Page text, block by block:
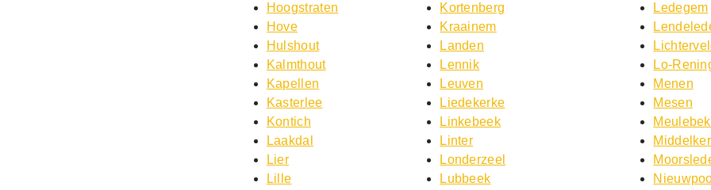
Hoogstraten
Hove
Hulshout
Kalmthout
Kapellen
Kasterlee
Kontich
Laakdal
Lier
Lille
Kortenberg
Kraainem
Landen
Lennik
Leuven
Liedekerke
Linkebeek
Linter
Londerzeel
Lubbeek
Ledegem
Lo-
Menen
Mesen